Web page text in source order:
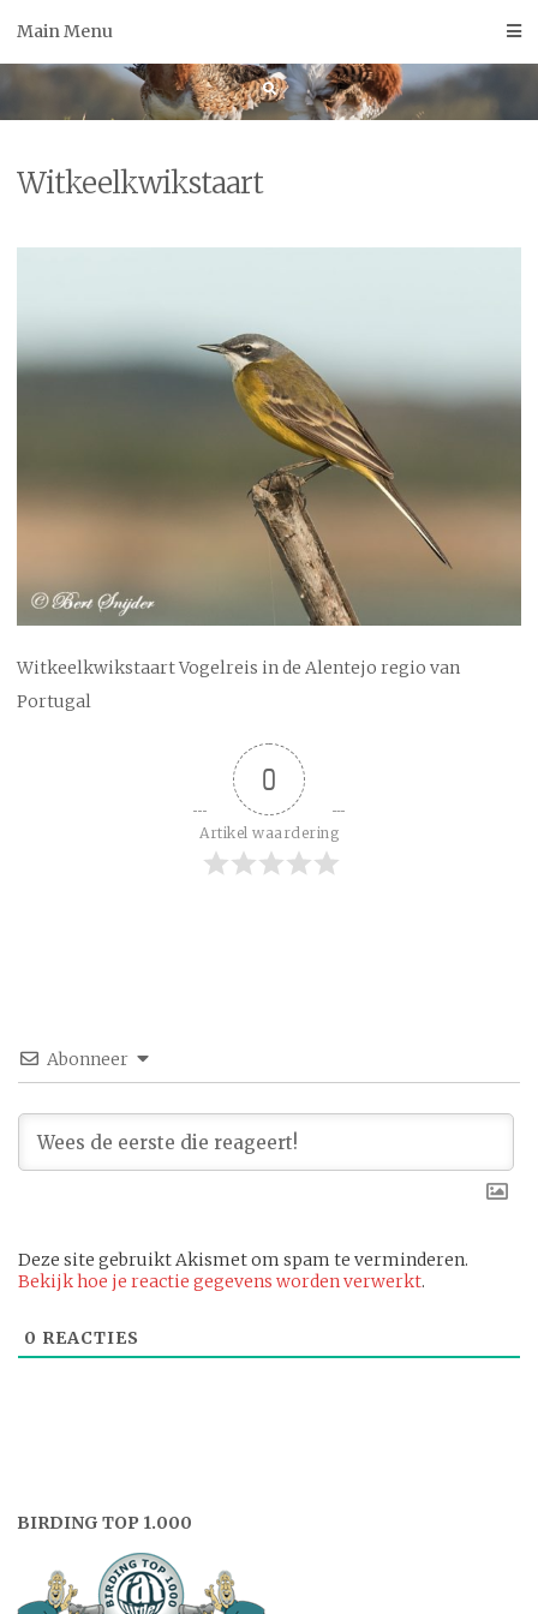
Main Menu
Witkeelkwikstaart
Witkeelkwikstaart Vogelreis in de Alentejo regio van
Portugal
0
Artikel waardering
Abonneer
Deze site gebruikt Akismet om spam te verminderen.
Bekijk hoe je reactie gegevens worden verwerkt.
0 REACTIES
BIRDING TOP 1.000